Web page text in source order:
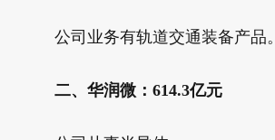
公司业务有轨道交通装备产品。
二、华润微：614.3亿元